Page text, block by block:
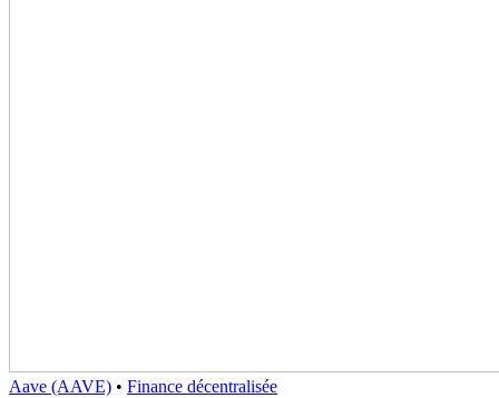
Aave (AAVE) • Finance décentralisée